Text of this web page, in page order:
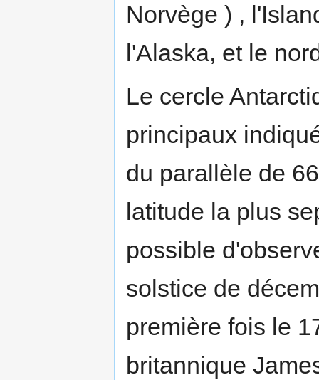
Norvège ) ,
l'Alaska, et le
Le cercle
principaux
du parallèle de
latitude la plus
possible
solstice de
première fois le
britannique